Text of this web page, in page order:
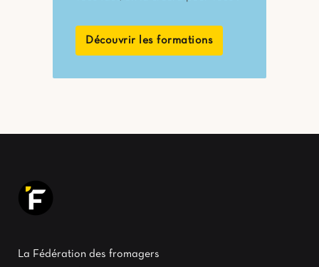
Découvrir les formations
La Fédération des fromagers